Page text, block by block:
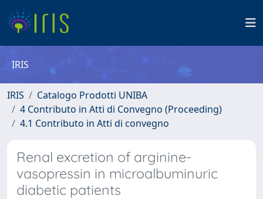
IRIS
IRIS
Catalogo Prodotti UNIBA
4 Contributo in Atti di Convegno (Proceeding)
4.1 Contributo in Atti di convegno
Renal excretion of arginine-
vasopressin in microalbuminuric
diabetic patients